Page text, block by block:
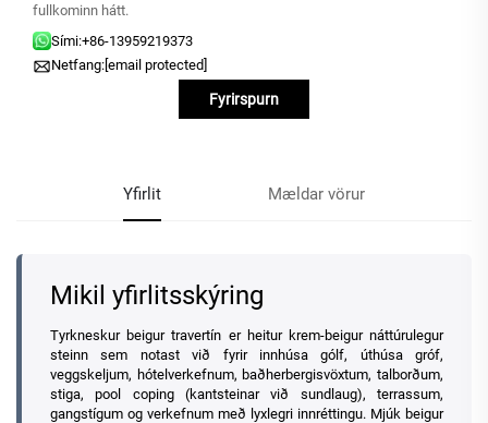
fullkominn hátt.
Sími:+86-13959219373
Netfang:[email protected]
Fyrirspurn
Yfirlit Mældar vörur
Mikil yfirlitsskýring
Tyrkneskur beigur travertín er heitur krem-beigur náttúrulegur
steinn sem notast við fyrir innhúsa gólf, úthúsa gróf,
veggskeljum, hótelverkefnum, baðherbergisvöxtum, talborðum,
stiga, pool coping (kantsteinar við sundlaug), terrassum,
gangstígum og verkefnum með lyxlegri innréttingu. Mjúk beigur